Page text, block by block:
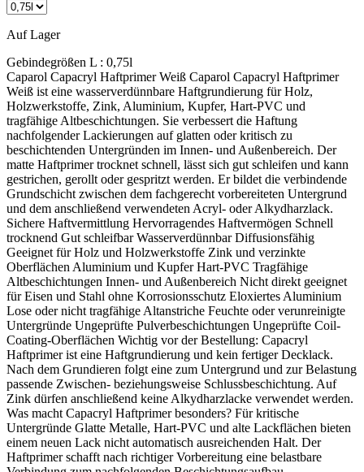
Auf Lager
Gebindegrößen L : 0,75l
Caparol Capacryl Haftprimer Weiß Caparol Capacryl Haftprimer Weiß ist eine wasserverdünnbare Haftgrundierung für Holz, Holzwerkstoffe, Zink, Aluminium, Kupfer, Hart-PVC und tragfähige Altbeschichtungen. Sie verbessert die Haftung nachfolgender Lackierungen auf glatten oder kritisch zu beschichtenden Untergründen im Innen- und Außenbereich. Der matte Haftprimer trocknet schnell, lässt sich gut schleifen und kann gestrichen, gerollt oder gespritzt werden. Er bildet die verbindende Grundschicht zwischen dem fachgerecht vorbereiteten Untergrund und dem anschließend verwendeten Acryl- oder Alkydharzlack. Sichere Haftvermittlung Hervorragendes Haftvermögen Schnell trocknend Gut schleifbar Wasserverdünnbar Diffusionsfähig Geeignet für Holz und Holzwerkstoffe Zink und verzinkte Oberflächen Aluminium und Kupfer Hart-PVC Tragfähige Altbeschichtungen Innen- und Außenbereich Nicht direkt geeignet für Eisen und Stahl ohne Korrosionsschutz Eloxiertes Aluminium Lose oder nicht tragfähige Altanstriche Feuchte oder verunreinigte Untergründe Ungeprüfte Pulverbeschichtungen Ungeprüfte Coil-Coating-Oberflächen Wichtig vor der Bestellung: Capacryl Haftprimer ist eine Haftgrundierung und kein fertiger Decklack. Nach dem Grundieren folgt eine zum Untergrund und zur Belastung passende Zwischen- beziehungsweise Schlussbeschichtung. Auf Zink dürfen anschließend keine Alkydharzlacke verwendet werden. Was macht Capacryl Haftprimer besonders? Für kritische Untergründe Glatte Metalle, Hart-PVC und alte Lackflächen bieten einem neuen Lack nicht automatisch ausreichenden Halt. Der Haftprimer schafft nach richtiger Vorbereitung eine belastbare Verbindung zum nachfolgenden Beschichtungsaufbau. Wasserbasierte Verarbeitung Die Grundierung ist wasserverdünnbar und geruchsarm. Werkzeuge werden unmittelbar nach der Verarbeitung mit Wasser und einem geeigneten Reinigungsmittel gesäubert. Flexibler Systemaufbau Capacryl Haftprimer kann mit geeigneten Acryllacken und – außer auf Zink – auch mit geeigneten Alkydharzlacken überarbeitet werden. Die notwendige Trockenzeit unterscheidet sich dabei. Passt der Haftprimer zu deinem Projekt? Das Produkt passt, wenn … glatte oder kritische Flächen lackiert werden sollen Zink, Aluminium, Kupfer oder Hart-PVC vorliegt ein tragfähiger Altanstrich überarbeitet wird Holz für ein wasserbasiertes Lacksystem grundiert wird gestrichen, gerollt oder gespritzt werden soll Zuerst genauer prüfen, wenn … die vorhandene Metallart nicht bekannt ist Rostschutz auf Eisen oder Stahl benötigt wird eine Pulverbeschichtung vorhanden ist es sich um eine Coil-Coating-Fläche handelt Melaminharzplatten grundiert werden sollen Holz richtig vorbereiten 1. Schleifen und reinigen Holzoberflächen in Richtung der Fasern schleifen und gründlich reinigen. Harze, Harzgallen, Schmutz und andere haftungsmindernde Stoffe vollständig entfernen. Scharfe Kanten leicht brechen, damit die nachfolgenden Beschichtungen auch an den Kanten eine ausreichende Schichtdicke aufbauen können. 2. Holzfeuchte prüfen Maßhaltige Holzbauteile: höchstens 13 % Begrenzt maßhaltiges Holz: höchstens 15 % Nicht maßhaltiges Holz: höchstens 15 % Zu feuchtes Holz darf nicht einfach grundiert werden, da Trocknung, Haftung und Haltbarkeit beeinträchtigt werden können. 3. Holzart beachten Bei Hölzern mit wasserlöslichen und verfärbenden Inhaltsstoffen statt des normalen Haftprimers Capacryl Holz-IsoGrund einsetzen. Aststellen müssen mit Capacryl Holz-IsoGrund zweimal behandelt werden. Beschichtungsaufbau auf Holz Holz im Innenbereich Vorbereitetes Holz mit Capacryl Haftprimer grundieren. Danach folgen je nach gewünschter Oberfläche Capacryl PU-Vorlack, Capacryl PU-Satin, PU-Gloss oder ein geeigneter CapaFlow-Lack. Maßhaltiges Holz außen Außenholz zuerst mit Capacryl Holzschutz-Grund imprägnieren und anschließend mit Capacryl Haftprimer oder bei verfärbenden Inhaltsstoffen mit Holz-IsoGrund grundieren. Danach sind zwei Zwischen- beziehungsweise Lackbeschichtungen mit einem geeigneten Capacryl-System vorgesehen. Begrenzt und nicht maßhaltiges Holz Nach Capacryl Holzschutz-Grund folgt Capacryl Haftprimer oder Capacryl Holz-IsoGrund. Als Zwischen- und Schlussbeschichtung ist im aktuellen System Capadur Wetterschutzfarbe NQG vorgesehen. Metall und Hart-PVC vorbereiten Zink und Hart-PVC Zink und Hart-PVC mit einer geeigneten Netzmittelwäsche und Kunststoffschleifvlies gründlich reinigen und mattieren. Auf Zink nach dem Haftprimer ausschließlich ein geeignetes wasserbasiertes Acryl-Lacksystem verwenden. Aluminium und Kupfer Die Flächen mit einem für die jeweilige Metallart vorgesehenen Reinigungsmittel und Kunststoffschleifvlies vorbereiten. Auf eloxiertem Aluminium darf Capacryl Haftprimer nicht eingesetzt werden. Pulverbeschichtung und Coil-Coating Bei Pulverbeschichtungen, Coil-Coating und anderen unbekannten Industrieoberflächen immer zuerst eine Probefläche anlegen. Die Haftung erst nach ausreichender Trocknung prüfen, bevor die gesamte Fläche grundiert wird. Tragfähige Altanstriche überarbeiten Fest haftende Altanstriche anschleifen oder fachgerecht anlaugen und anschließend gründlich reinigen. Nicht tragfähige Beschichtungen müssen vollständig entfernt werden. Schadstellen im Altanstrich dürfen nicht nur mit Haftprimer überdeckt werden. Sie müssen passend zum darunterliegenden Holz-, Metall- oder Kunststoffuntergrund vorbereitet und grundiert werden. Melaminharzplatten richtig prüfen Melaminharzplatten unterscheiden sich je nach Hersteller, Oberflächenstruktur und Trennmittelrückständen. Deshalb muss zunächst eine Testbeschichtung angelegt und anschließend ein Haftungstest nach DIN EN ISO 2409 durchgeführt werden. Erst nach erfolgreicher Prüfung sollte die gesamte Fläche bearbeitet werden. Verbrauch und Reichweite Verbrauch je Auftrag Ca. 100–130 ml/m². Ein Liter reicht rechnerisch für ungefähr 7,5–10 m² bei einer Grundbeschichtung. Was beeinflusst die Reichweite? Saugfähigkeit, Profilierung, Schleifbild, Kanten und Auftragsverfahren verändern den tatsächlichen Verbrauch. Praxisempfehlung Die Grundierung ausreichend und gleichmäßig auftragen. Eine zu dünne Haftschicht kann die Sicherheit des gesamten Lackaufbaus beeinträchtigen. Verarbeitung und Trocknung Verarbeitung Vor Gebrauch gründlich aufrühren Streichen, rollen oder spritzen Verarbeitungsfertig eingestellt Bei Bedarf mit maximal 5 % Wasser verdünnen Werkzeuge unmittelbar mit Wasser reinigen Bedingungen Mindesttemperatur: 8 °C Günstiger Bereich: 10–25 °C Relative Luftfeuchtigkeit: höchstens 70 % Untergrund muss sauber und trocken sein Trocknung bei 20 °C Staubtrocken nach ca. 1–2 Stunden Grifffest nach ca. 10–12 Stunden Mit Acryllack überstreichbar nach ca. 12–16 Stunden Mit Alkydharzlack überstreichbar nach ca. 48 Stunden Niedrigere Temperaturen, höhere Luftfeuchtigkeit und große Schichtdicken verlängern die Trocknungszeiten. Die nachfolgende Lackierung darf deshalb nicht allein nach der vergangenen Uhrzeit, sondern erst auf ausreichend trockener Grundi